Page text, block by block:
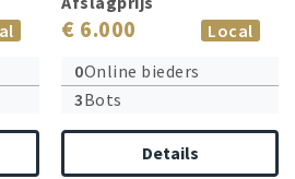
€ 6.000
Local
0Online bieders
3Bots
Details